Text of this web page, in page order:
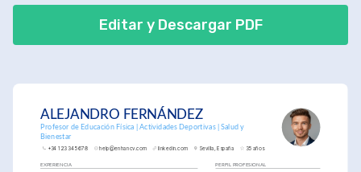
Editar y Descargar PDF
ALEJANDRO FERNÁNDEZ
Profesor de Educación Física | Actividades Deportivas | Salud y
Bienestar
+34 123 345 678 help@enhancv.com linkedin.com Sevilla, España 35 años
EXPERIENCIA PERFIL PROFESIONAL